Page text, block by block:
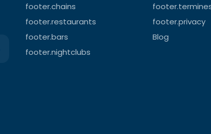
footer.chains
footer.restaurants
footer.bars
footer.nightclubs
footer.privacy
Blog